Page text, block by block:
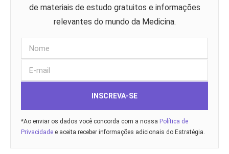
de materiais de estudo gratuitos e informações
relevantes do mundo da Medicina.
INSCREVA-SE
*Ao enviar os dados você concorda com a nossa Política de
Privacidade e aceita receber informações adicionais do Estratégia.